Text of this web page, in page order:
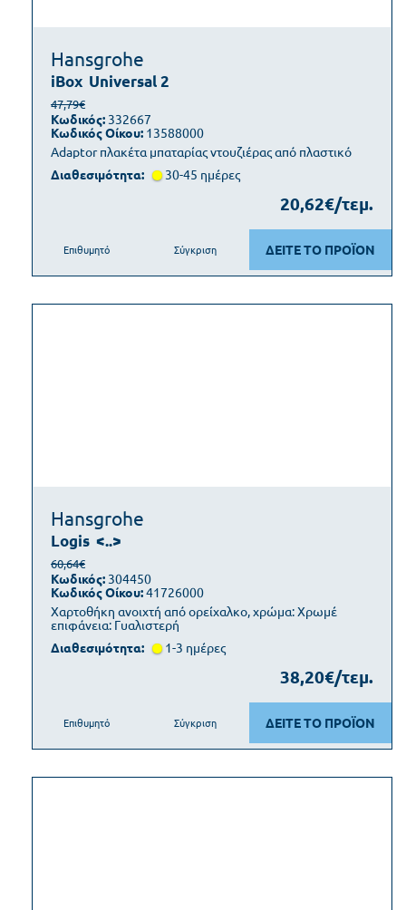
Hansgrohe
iBox Universal 2
Adaptor πλακέτα μπαταρίας ντουζιέρας από πλαστικό
47,79€
Κωδικός: 332667
Κωδικός Οίκου: 13588000
Διαθεσιμότητα: 30-45 ημέρες
20,62€/τεμ.
ΔΕΙΤΕ ΤΟ ΠΡΟΪΟΝ
Επιθυμητό Σύγκριση
Hansgrohe
Logis <..>
Χαρτοθήκη ανοιχτή από ορείχαλκο, χρώμα: Χρωμέ
επιφάνεια: Γυαλιστερή
60,64€
Κωδικός: 304450
Κωδικός Οίκου:41726000
Διαθεσιμότητα: 1-3 ημέρες
38,20€/τεμ.
ΔΕΙΤΕ ΤΟ ΠΡΟΪΟΝ
Επιθυμητό Σύγκριση